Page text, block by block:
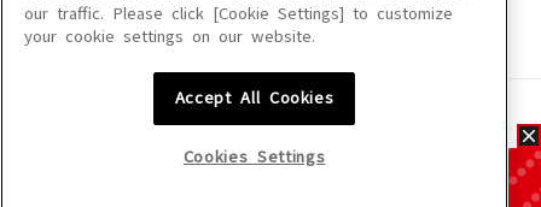
楽曲及びコンテンツは、機種によりご利用いただけない場合があります。
楽曲及びコンテンツの配信日、配信内容が変更になる場合があります。
our traffic. Please click [Cookie Settings] to customize
your cookie settings on our website.
Accept All Cookies
Cookies Settings